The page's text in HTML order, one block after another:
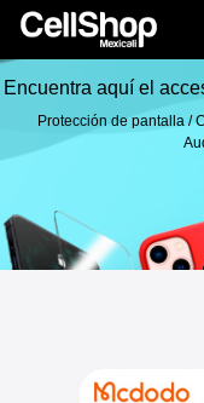
Encuentra aquí el
Protección de pantalla /